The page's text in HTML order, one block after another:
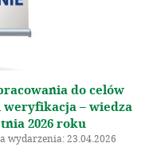
do celów
– wiedza
2026 roku
wydarzenia: 23.04.2026